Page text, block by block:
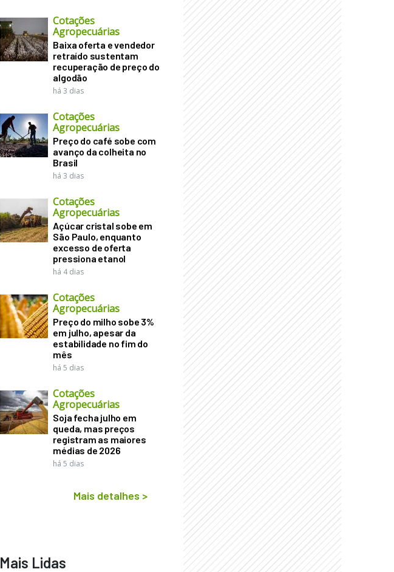
Cotações
Agropecuárias
Baixa oferta e vendedor
retraído sustentam
recuperação de preço do
algodão
há 3 dias
Cotações
Agropecuárias
Preço do café sobe com
avanço da colheita no
Brasil
há 3 dias
Cotações
Agropecuárias
Açúcar cristal sobe em
São Paulo, enquanto
excesso de oferta
pressiona etanol
há 4 dias
Cotações
Agropecuárias
Preço do milho sobe 3%
em julho, apesar da
estabilidade no fim do
mês
há 5 dias
Cotações
Agropecuárias
Soja fecha julho em
queda, mas preços
registram as maiores
médias de 2026
há 5 dias
Mais detalhes >
Mais Lidas